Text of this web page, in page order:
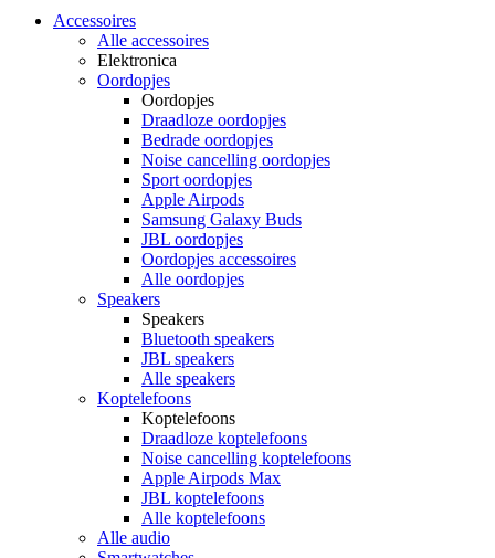
Accessoires
Alle accessoires
Elektronica
Oordopjes
Oordopjes
Draadloze oordopjes
Bedrade oordopjes
Noise cancelling oordopjes
Sport oordopjes
Apple Airpods
Samsung Galaxy Buds
JBL oordopjes
Oordopjes accessoires
Alle oordopjes
Speakers
Speakers
Bluetooth speakers
JBL speakers
Alle speakers
Koptelefoons
Koptelefoons
Draadloze koptelefoons
Noise cancelling koptelefoons
Apple Airpods Max
JBL koptelefoons
Alle koptelefoons
Alle audio